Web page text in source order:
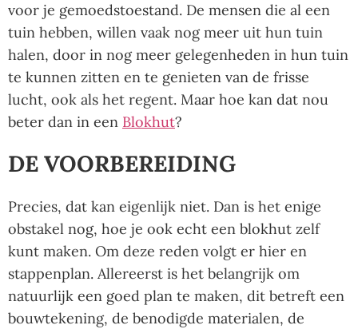
voor je gemoedstoestand. De mensen die al een
tuin hebben, willen vaak nog meer uit hun tuin
halen, door in nog meer gelegenheden in hun tuin
te kunnen zitten en te genieten van de frisse
lucht, ook als het regent. Maar hoe kan dat nou
beter dan in een Blokhut?
DE VOORBEREIDING
Precies, dat kan eigenlijk niet. Dan is het enige
obstakel nog, hoe je ook echt een blokhut zelf
kunt maken. Om deze reden volgt er hier en
stappenplan. Allereerst is het belangrijk om
natuurlijk een goed plan te maken, dit betreft een
bouwtekening, de benodigde materialen, de